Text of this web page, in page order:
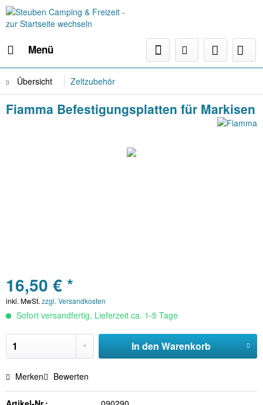
Menü
Übersicht Zeltzubehör
Fiamma Befestigungsplatten für Markisen
16,50 € *
inkl. MwSt. zzgl. Versandkosten
Sofort versandfertig, Lieferzeit ca. 1-5 Tage
In den Warenkorb
Merken Bewerten